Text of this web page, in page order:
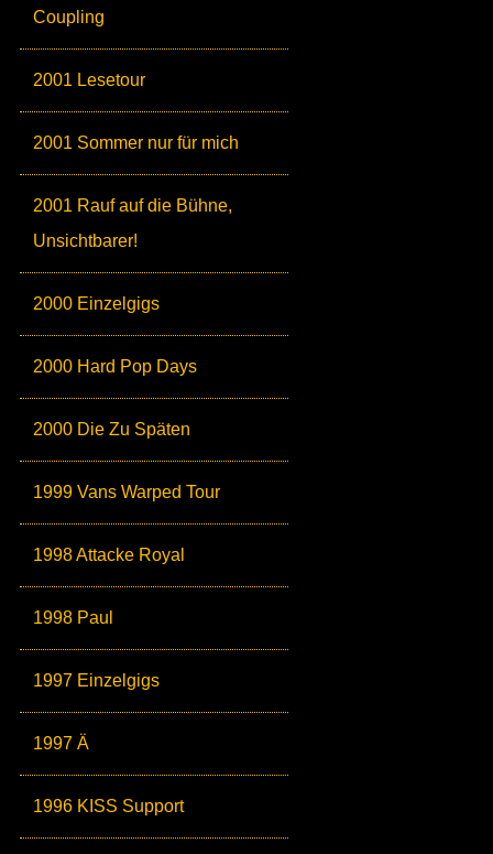
Coupling
2001 Lesetour
2001 Sommer nur für mich
2001 Rauf auf die Bühne,
Unsichtbarer!
2000 Einzelgigs
2000 Hard Pop Days
2000 Die Zu Späten
1999 Vans Warped Tour
1998 Attacke Royal
1998 Paul
1997 Einzelgigs
1997 Ä
1996 KISS Support